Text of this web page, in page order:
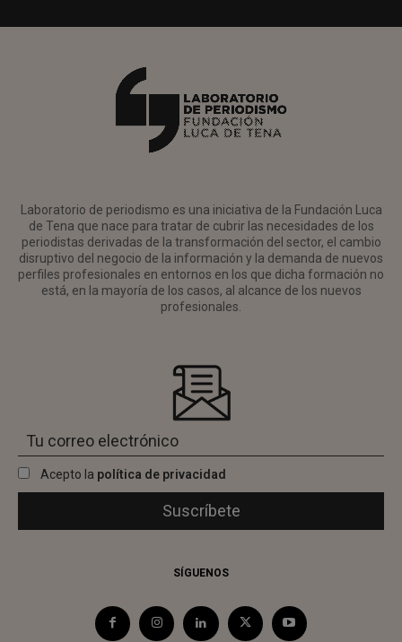
Laboratorio de periodismo es una iniciativa de la Fundación Luca
de Tena que nace para tratar de cubrir las necesidades de los
periodistas derivadas de la transformación del sector, el cambio
disruptivo del negocio de la información y la demanda de nuevos
perfiles profesionales en entornos en los que dicha formación no
está, en la mayoría de los casos, al alcance de los nuevos
profesionales.
Acepto la política de privacidad
SÍGUENOS